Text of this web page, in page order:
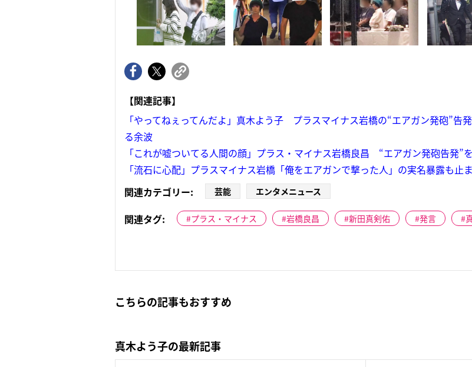
【関連記事】
「やってねぇってんだよ」真木よう子 プラスマイナス岩橋の“エアガン発砲”告
る余波
「これが嘘ついてる人間の顔」プラス・マイナス岩橋良昌 “エアガン発砲告発”
「流石に心配」プラスマイナス岩橋「俺をエアガンで撃った人」の実名暴露も止
関連カテゴリー:
芸能 エンタメニュース
関連タグ: プラス・マイナス 岩橋良昌 新田真剣佑 発言
こちらの記事もおすすめ
真木よう子の最新記事